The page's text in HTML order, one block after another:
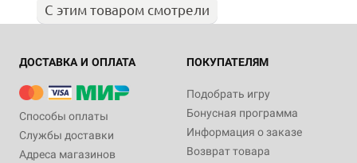
С этим товаром смотрели
ДОСТАВКА И ОПЛАТА
Способы оплаты
Службы доставки
Адреса магазинов
ПОКУПАТЕЛЯМ
Подобрать игру
Бонусная программа
Информация о заказе
Возврат товара